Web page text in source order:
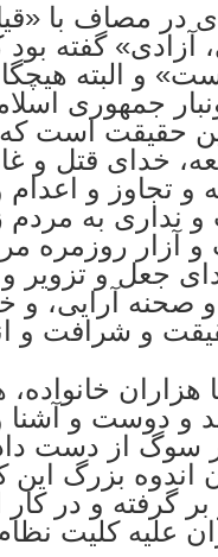
در مصاف با
آزادی» گفته
و البته
جمهوری
حقیقت است
خدای قتل و
تجاوز و اعدام
و نداری به
و آزار روزمره
جعل و تزویر
آرایی، و
و شرافت و
هزاران
و دوست و آشنا
سوگ از دست
اندوه بزرگ
بر گرفته و در
علیه کلیت